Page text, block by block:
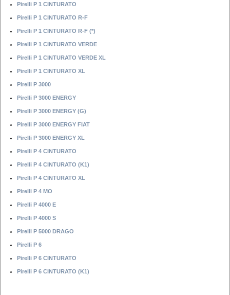
Pirelli P 1 CINTURATO
Pirelli P 1 CINTURATO R-F
Pirelli P 1 CINTURATO R-F (*)
Pirelli P 1 CINTURATO VERDE
Pirelli P 1 CINTURATO VERDE XL
Pirelli P 1 CINTURATO XL
Pirelli P 3000
Pirelli P 3000 ENERGY
Pirelli P 3000 ENERGY (G)
Pirelli P 3000 ENERGY FIAT
Pirelli P 3000 ENERGY XL
Pirelli P 4 CINTURATO
Pirelli P 4 CINTURATO (K1)
Pirelli P 4 CINTURATO XL
Pirelli P 4 MO
Pirelli P 4000 E
Pirelli P 4000 S
Pirelli P 5000 DRAGO
Pirelli P 6
Pirelli P 6 CINTURATO
Pirelli P 6 CINTURATO (K1)